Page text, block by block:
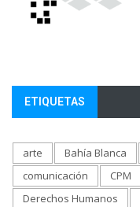
ETIQUETAS
arte Bahía Blanca
comunicación
CPM
Derechos Humanos